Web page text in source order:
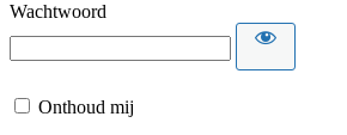
Wachtwoord
Onthoud mij